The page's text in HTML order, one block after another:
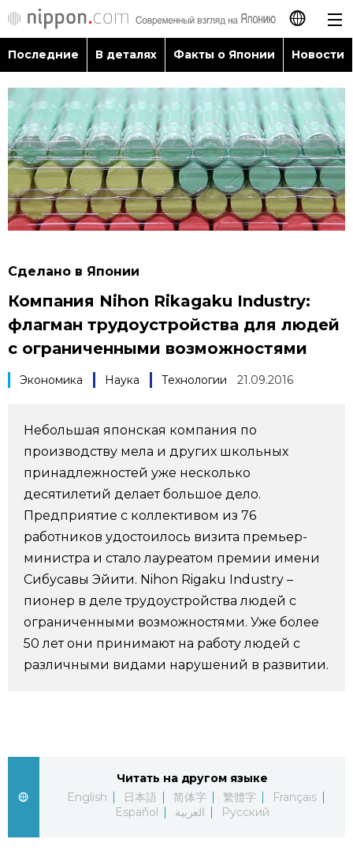
日本語
English
简体字
繁體字
Français
العربية
Последние
В деталях
Путеводитель по Японии
Фото/Видео
Разделы
Люди
Блог
Политика
Экономика
Общество
Популярные статьи
Японский язык
Японский калейдоскоп
Семья
Еда и напитки
official SNS
Последние В деталях Факты о Японии Новости
Сделано в Японии
Компания Nihon Rikagaku Industry:
флагман трудоустройства для людей
с ограниченными возможностями
Экономика Наука Технологии 21.09.2016
Небольшая японская компания по
производству мела и других школьных
принадлежностей уже несколько
десятилетий делает большое дело.
Предприятие с коллективом из 76
работников удостоилось визита премьер-
министра и стало лауреатом премии имени
Сибусавы Эйити. Nihon Rigaku Industry –
пионер в деле трудоустройства людей с
ограниченными возможностями. Уже более
50 лет они принимают на работу людей с
различными видами нарушений в развитии.
Читать на другом языке
English
日本語 简体字 繁體字
Français
Español
العربية Русский